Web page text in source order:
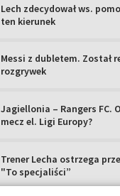
Lech zdecydował ws.
ten kierunek
Messi z dubletem. Został
rozgrywek
Jagiellonia – Rangers FC.
mecz el. Ligi Europy?
Trener Lecha ostrzega
"To specjaliści”